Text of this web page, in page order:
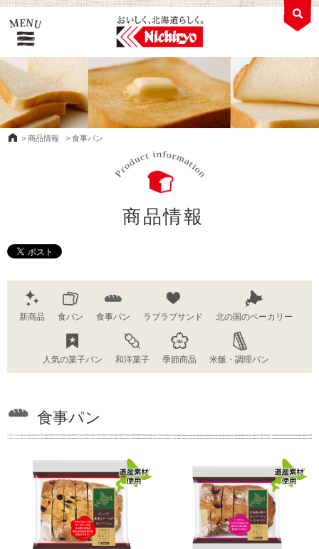
> 商品情報 > 食事パン
商品情報
新商品 食パン 食事パン ラブラブサンド 北の国のベーカリー
人気の菓子パン 和洋菓子 季節商品 米飯・調理パン
食事パン